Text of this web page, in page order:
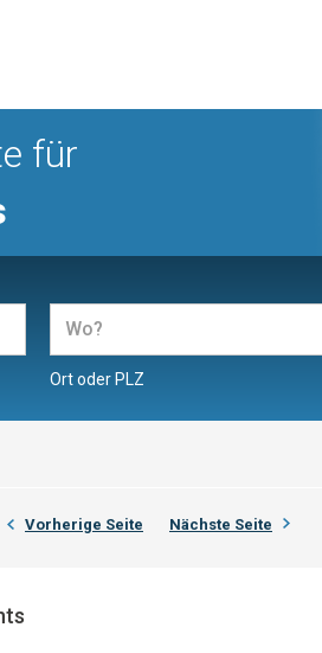
für
Ort oder PLZ
Vorherige Seite Nächste Seite